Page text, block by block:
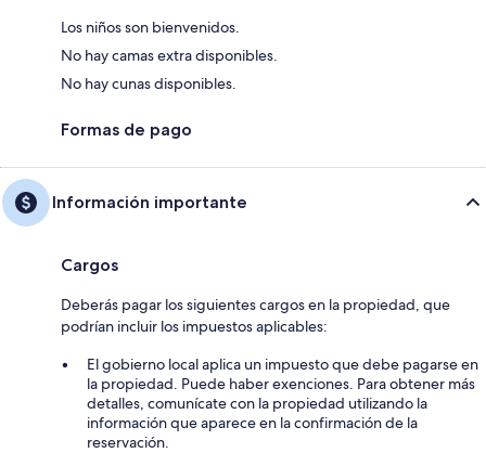
Los niños son bienvenidos.
No hay camas extra disponibles.
No hay cunas disponibles.
Formas de pago
Información importante
Cargos
Deberás pagar los siguientes cargos en la propiedad, que
podrían incluir los impuestos aplicables:
El gobierno local aplica un impuesto que debe pagarse en
la propiedad. Puede haber exenciones. Para obtener más
detalles, comunícate con la propiedad utilizando la
información que aparece en la confirmación de la
reservación.